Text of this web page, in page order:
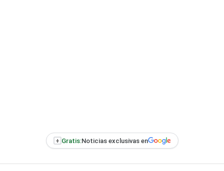
+ Gratis:Noticias exclusivas en